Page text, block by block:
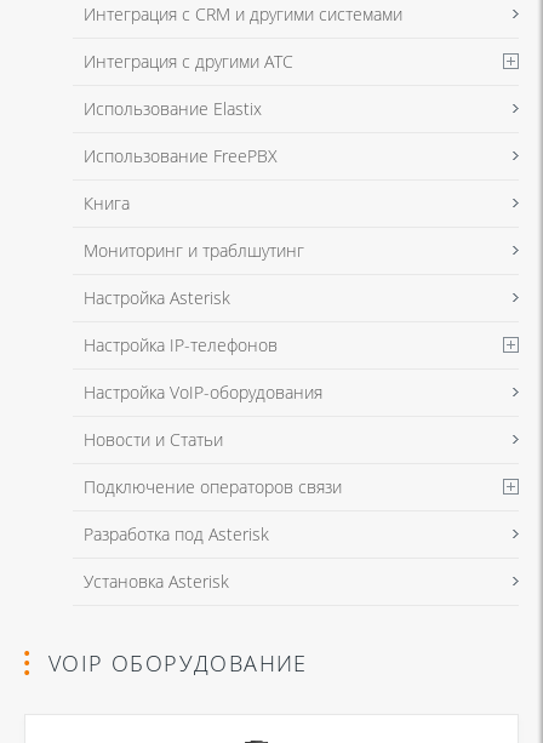
Я даю согласие на обработку моих персональных данных для связи
в соответствии с Политикой в отношении обработки персональных
Интеграция с CRM и другими системами
Интеграция с другими АТС
Использование Elastix
Использование FreePBX
Книга
Мониторинг и траблшутинг
Настройка Asterisk
Настройка IP-телефонов
Настройка VoIP-оборудования
Новости и Статьи
Подключение операторов связи
Разработка под Asterisk
Установка Asterisk
VOIP ОБОРУДОВАНИЕ